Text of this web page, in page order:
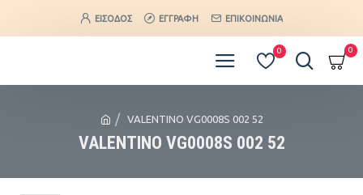
ΕΊΣΟΔΟΣ ΕΓΓΡΑΦΉ ΕΠΙΚΟΙΝΩΝΊΑ
0 0
VALENTINO VG0008S 002 52
VALENTINO VG0008S 002 52